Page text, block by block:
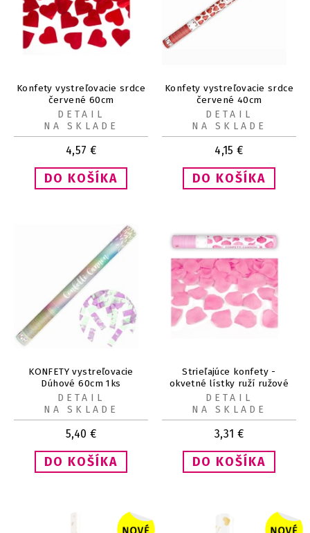
Konfety vystreľovacie srdce
červené 60cm
4,57 €
DETAIL
NA SKLADE
Konfety vystreľovacie srdce
červené 40cm
4,15 €
DETAIL
NA SKLADE
KONFETY vystreľovacie
Dúhové 60cm 1ks
5,40 €
DETAIL
NA SKLADE
Strieľajúce konfety -
okvetné lístky ruží ružové
40 cm
3,31 €
DETAIL
NA SKLADE